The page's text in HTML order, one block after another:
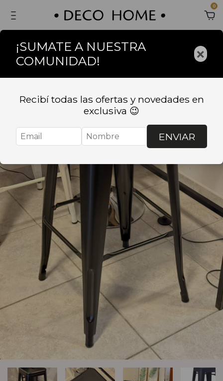
0
¡SUMATE A NUESTRA
COMUNIDAD!
×
Recibí todas las ofertas y novedades en
exclusiva 😉
ENVIAR